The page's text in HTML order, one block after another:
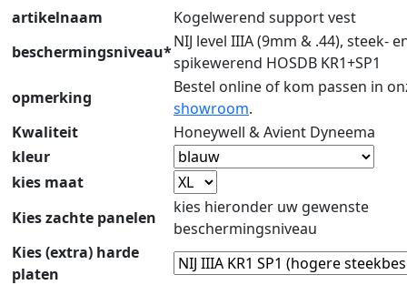
artikelnaam
Kogelwerend support vest
beschermingsniveau*
NIJ level IIIA (9mm & .44), steek-
spikewerend HOSDB KR1+SP1
opmerking
Bestel online of kom passen in
showroom.
Kwaliteit
Honeywell & Avient Dyneema
kleur
kies maat
Kies zachte panelen
kies hieronder uw gewenste
beschermingsniveau
Kies (extra) harde
platen